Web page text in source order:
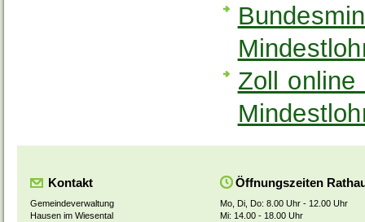
Zoll
Kontakt
Gemeindeverwaltung
Hausen im Wiesental
Öffnungszeiten
Mo, Di, Do: 8.00 Uhr - 12.00 Uhr
Mi: 14.00 - 18.00 Uhr